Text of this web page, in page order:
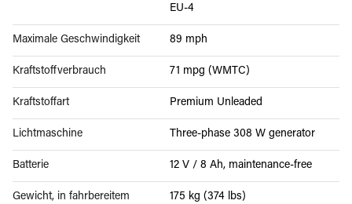
EU-4
Maximale Geschwindigkeit 89 mph
Kraftstoffverbrauch 71 mpg (WMTC)
Kraftstoffart Premium Unleaded
Lichtmaschine Three-phase 308 W generator
Batterie 12 V / 8 Ah, maintenance-free
Gewicht, in fahrbereitem
175 kg (374 lbs)